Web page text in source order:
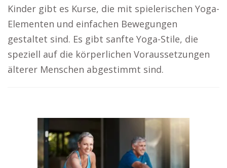
Kinder gibt es Kurse, die mit spielerischen Yoga-
Elementen und einfachen Bewegungen
gestaltet sind. Es gibt sanfte Yoga-Stile, die
speziell auf die körperlichen Voraussetzungen
älterer Menschen abgestimmt sind.